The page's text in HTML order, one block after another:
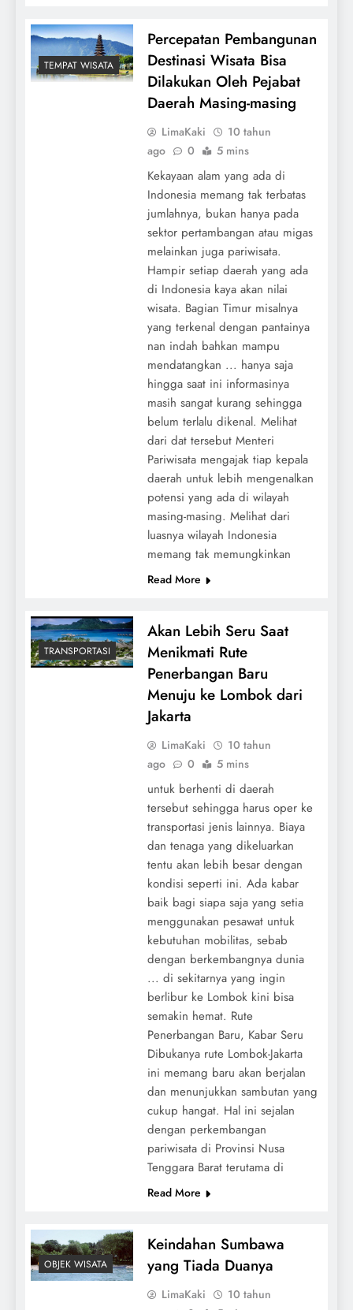
TEMPAT WISATA
Percepatan Pembangunan
Destinasi Wisata Bisa
Dilakukan Oleh Pejabat
Daerah Masing-masing
LimaKaki
10 tahun
ago
0 5 mins
Kekayaan alam yang ada di
Indonesia memang tak terbatas
jumlahnya, bukan hanya pada
sektor pertambangan atau migas
melainkan juga pariwisata.
Hampir setiap daerah yang ada
di Indonesia kaya akan nilai
wisata. Bagian Timur misalnya
yang terkenal dengan pantainya
nan indah bahkan mampu
mendatangkan ... hanya saja
hingga saat ini informasinya
masih sangat kurang sehingga
belum terlalu dikenal. Melihat
dari dat tersebut Menteri
Pariwisata mengajak tiap kepala
daerah untuk lebih mengenalkan
potensi yang ada di wilayah
masing-masing. Melihat dari
luasnya wilayah Indonesia
memang tak memungkinkan
Read More
TRANSPORTASI
Akan Lebih Seru Saat
Menikmati Rute
Penerbangan Baru
Menuju ke Lombok dari
Jakarta
LimaKaki
10 tahun
ago
0 5 mins
untuk berhenti di daerah
tersebut sehingga harus oper ke
transportasi jenis lainnya. Biaya
dan tenaga yang dikeluarkan
tentu akan lebih besar dengan
kondisi seperti ini. Ada kabar
baik bagi siapa saja yang setia
menggunakan pesawat untuk
kebutuhan mobilitas, sebab
dengan berkembangnya dunia
... di sekitarnya yang ingin
berlibur ke Lombok kini bisa
semakin hemat. Rute
Penerbangan Baru, Kabar Seru
Dibukanya rute Lombok-Jakarta
ini memang baru akan berjalan
dan menunjukkan sambutan yang
cukup hangat. Hal ini sejalan
dengan perkembangan
pariwisata di Provinsi Nusa
Tenggara Barat terutama di
Read More
OBJEK WISATA
Keindahan Sumbawa
yang Tiada Duanya
LimaKaki
10 tahun